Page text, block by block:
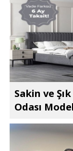
Sakin ve
Odası